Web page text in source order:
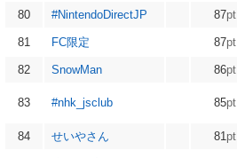
80 #NintendoDirectJP 87pt
81 FC限定 87pt
82 SnowMan 86pt
83 #nhk_jsclub 85pt
84 せいやさん 81 pt